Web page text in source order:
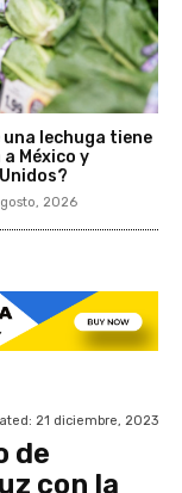
una lechuga tiene
México y
2026